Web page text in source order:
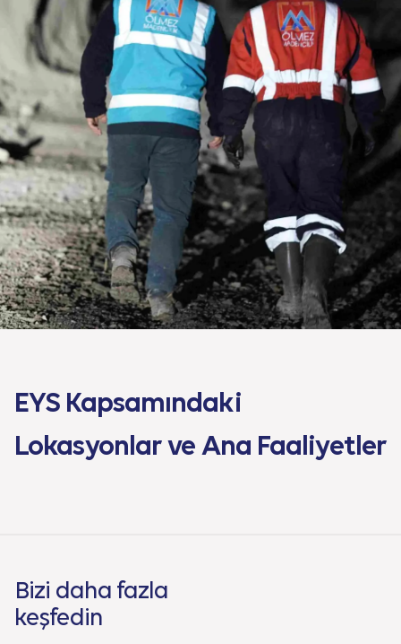
EYS Kapsamındaki
Lokasyonlar ve Ana Faaliyetler
Bizi daha fazla
keşfedin